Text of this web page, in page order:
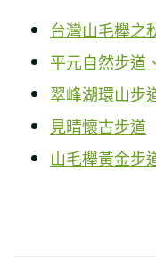
台灣山毛櫸之
平元自然步道
翠峰湖環山步
見晴懷古步道
山毛櫸黃金步